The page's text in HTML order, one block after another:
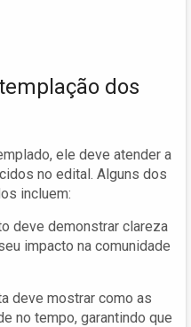
dos
ele deve atender a
no edital. Alguns dos
incluem:
deve demonstrar clareza
impacto na comunidade
deve mostrar como as
no tempo, garantindo que